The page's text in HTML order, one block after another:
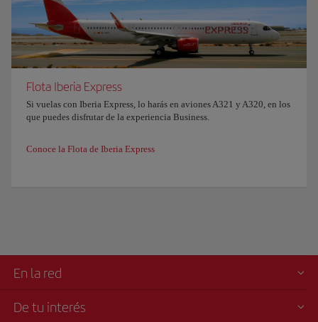
Flota Iberia Express
Si vuelas con Iberia Express, lo harás en aviones A321 y A320, en los
que puedes disfrutar de la experiencia Business.
Conoce la Flota de Iberia Express
En la red
De tu interés